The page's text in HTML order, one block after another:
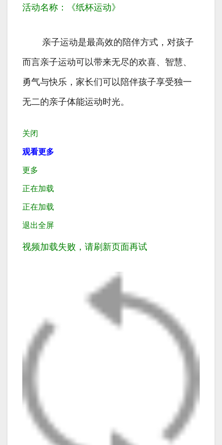
活动名称：《纸杯运动》
亲子运动是最高效的陪伴方式，对孩子
而言亲子运动可以带来无尽的欢喜、智慧、
勇气与快乐，家长们可以陪伴孩子享受独一
无二的亲子体能运动时光。
关闭
观看更多
更多
正在加载
正在加载
退出全屏
视频加载失败，请刷新页面再试